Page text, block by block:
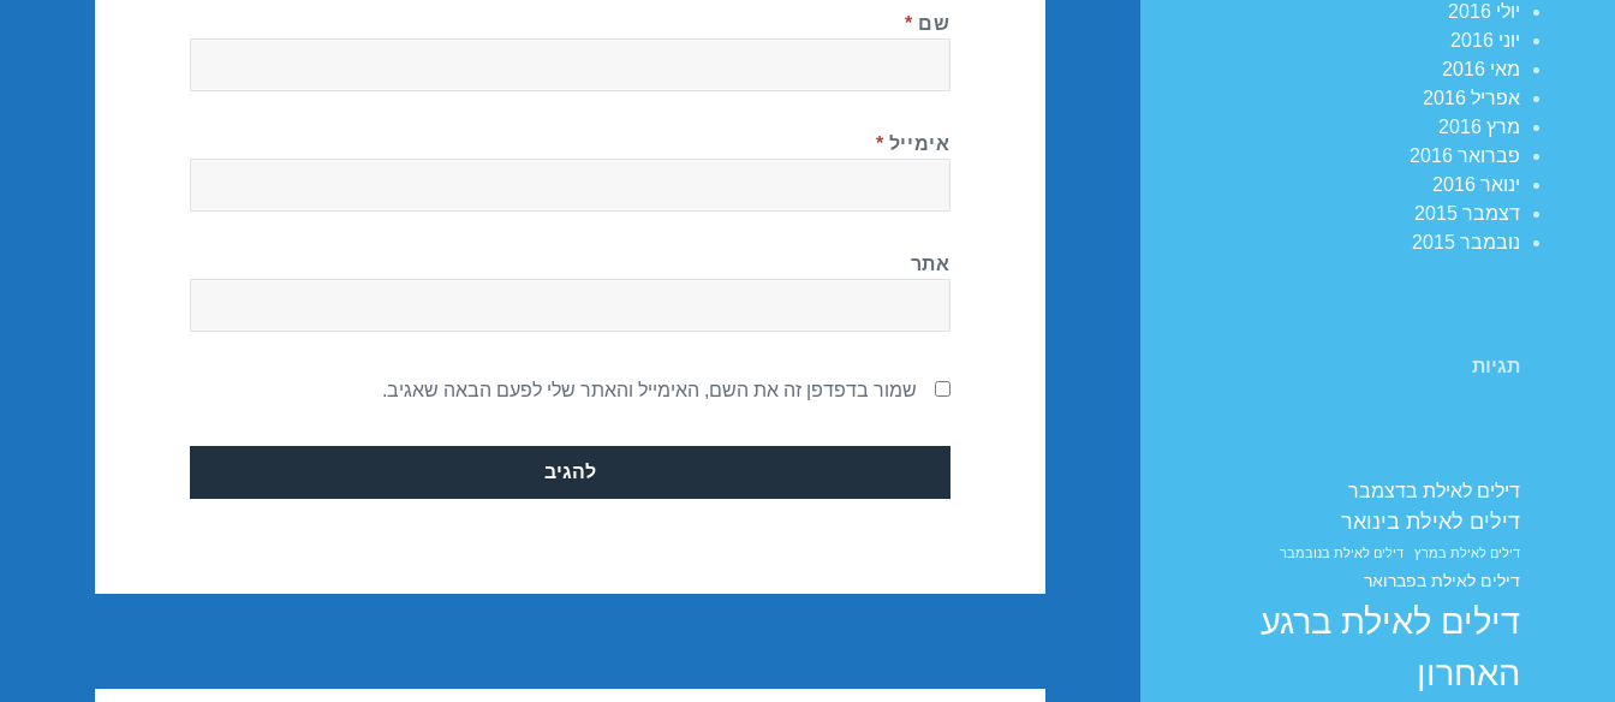
יולי 2016
יוני 2016
מאי 2016
אפריל 2016
מרץ 2016
פברואר 2016
ינואר 2016
דצמבר 2015
נובמבר 2015
תגיות
דילים לאילת בדצמבר
דילים לאילת בינואר
דילים לאילת במרץ דילים לאילת בנובמבר
דילים לאילת בפברואר
דילים לאילת ברגע
האחרון
שם *
אימייל *
אתר
שמור בדפדפן זה את השם, האימייל והאתר שלי לפעם הבאה שאגיב.